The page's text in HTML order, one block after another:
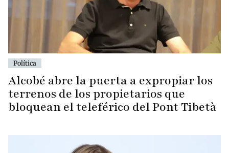
Política
Alcobé abre la puerta a expropiar los
terrenos de los propietarios que
bloquean el teleférico del Pont Tibetà